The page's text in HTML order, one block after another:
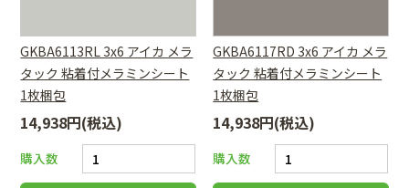
GKBA6113RL 3x6 アイカ メラ
タック 粘着付メラミンシート
1枚梱包
14,938円(税込)
購入数
GKBA6117RD 3x6 アイカ メラ
タック 粘着付メラミンシート
1枚梱包
14,938円(税込)
購入数